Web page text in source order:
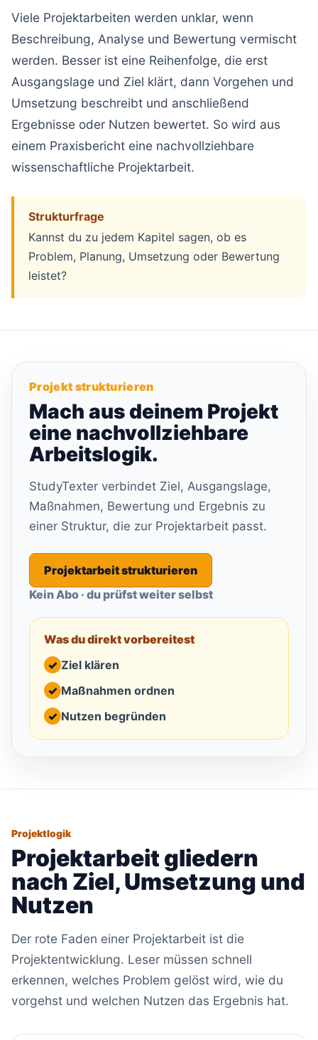
Viele Projektarbeiten werden unklar, wenn
Beschreibung, Analyse und Bewertung vermischt
werden. Besser ist eine Reihenfolge, die erst
Ausgangslage und Ziel klärt, dann Vorgehen und
Umsetzung beschreibt und anschließend
Ergebnisse oder Nutzen bewertet. So wird aus
einem Praxisbericht eine nachvollziehbare
wissenschaftliche Projektarbeit.
Strukturfrage
Kannst du zu jedem Kapitel sagen, ob es
Problem, Planung, Umsetzung oder Bewertung
leistet?
Projekt strukturieren
Mach aus deinem Projekt
eine nachvollziehbare
Arbeitslogik.
StudyTexter verbindet Ziel, Ausgangslage,
Maßnahmen, Bewertung und Ergebnis zu
einer Struktur, die zur Projektarbeit passt.
Projektarbeit strukturieren
Kein Abo · du prüfst weiter selbst
Was du direkt vorbereitest
✓ Ziel klären
✓ Maßnahmen ordnen
✓ Nutzen begründen
Projektlogik
Projektarbeit gliedern
nach Ziel, Umsetzung und
Nutzen
Der rote Faden einer Projektarbeit ist die
Projektentwicklung. Leser müssen schnell
erkennen, welches Problem gelöst wird, wie du
vorgehst und welchen Nutzen das Ergebnis hat.